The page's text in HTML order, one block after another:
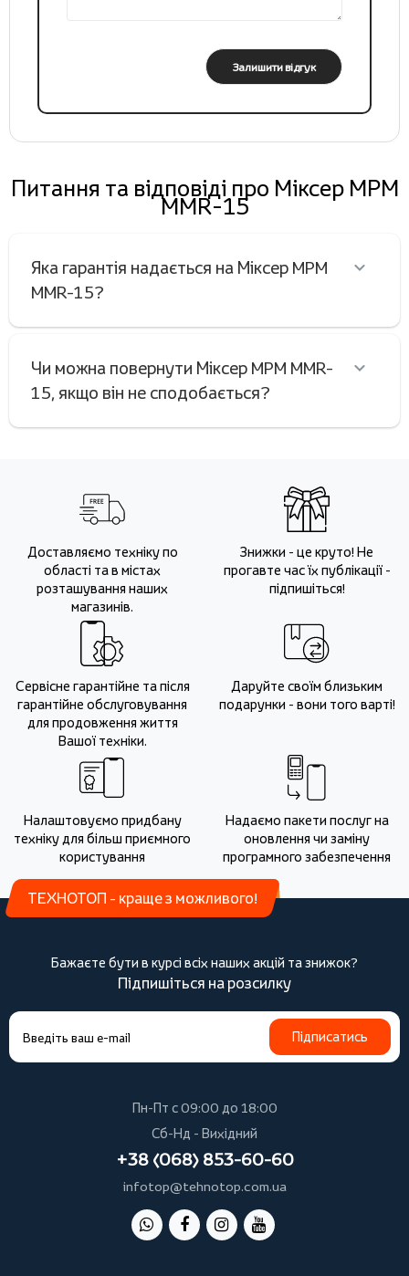
Залишити відгук
Питання та відповіді про Міксер MPM
MMR-15
Яка гарантія надається на Міксер MPM
MMR-15?
Чи можна повернути Міксер MPM MMR-
15, якщо він не сподобається?
Доставляємо техніку по
області та в містах
розташування наших
магазинів.
Знижки - це круто! Не
прогавте час їх публікації -
підпишіться!
Сервісне гарантійне та після
гарантійне обслуговування
для продовження життя
Вашої техніки.
Даруйте своїм близьким
подарунки - вони того варті!
Налаштовуємо придбану
техніку для більш приємного
користування
Надаємо пакети послуг на
оновлення чи заміну
програмного забезпечення
ТЕХНОТОП - краще з можливого!
Бажаєте бути в курсі всіх наших акцій та знижок?
Підпишіться на розсилку
Підписатись
Пн-Пт с 09:00 до 18:00
Сб-Нд - Вихідний
+38 (068) 853-60-60
infotop@tehnotop.com.ua